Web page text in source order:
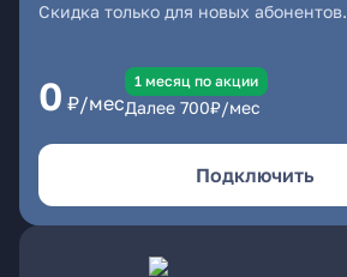
Скидка только для новых абонентов.
0 ₽/мес
1 месяц по акции
Далее 700₽/мес
Подключить